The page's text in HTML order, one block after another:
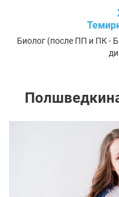
Биолог (после ПП и ПК -